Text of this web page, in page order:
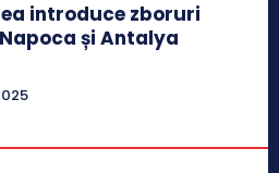
introduce zboruri
și Antalya